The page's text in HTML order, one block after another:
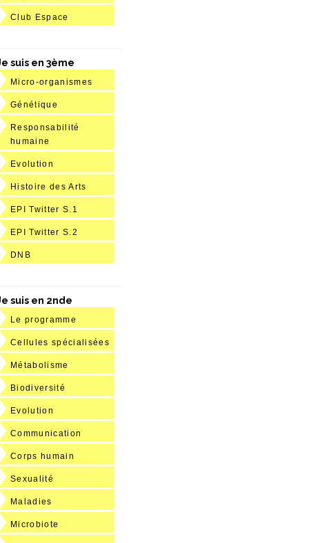
Club Espace
suis en 3ème
Micro-organismes
Génétique
Responsabilité
humaine
Evolution
Histoire des Arts
EPI Twitter S.1
EPI Twitter S.2
DNB
suis en 2nde
Le programme
Cellules spécialisées
Métabolisme
Biodiversité
Evolution
Communication
Corps humain
Sexualité
Maladies
Microbiote